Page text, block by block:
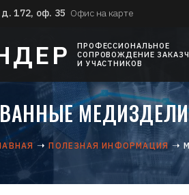
172, оф. 35 Офис на карте
ПРОФЕССИОНАЛЬНОЕ
СОПРОВОЖДЕНИЕ
И УЧАСТНИКОВ
ПОЛЕЗНАЯ ИНФОРМАЦИЯ